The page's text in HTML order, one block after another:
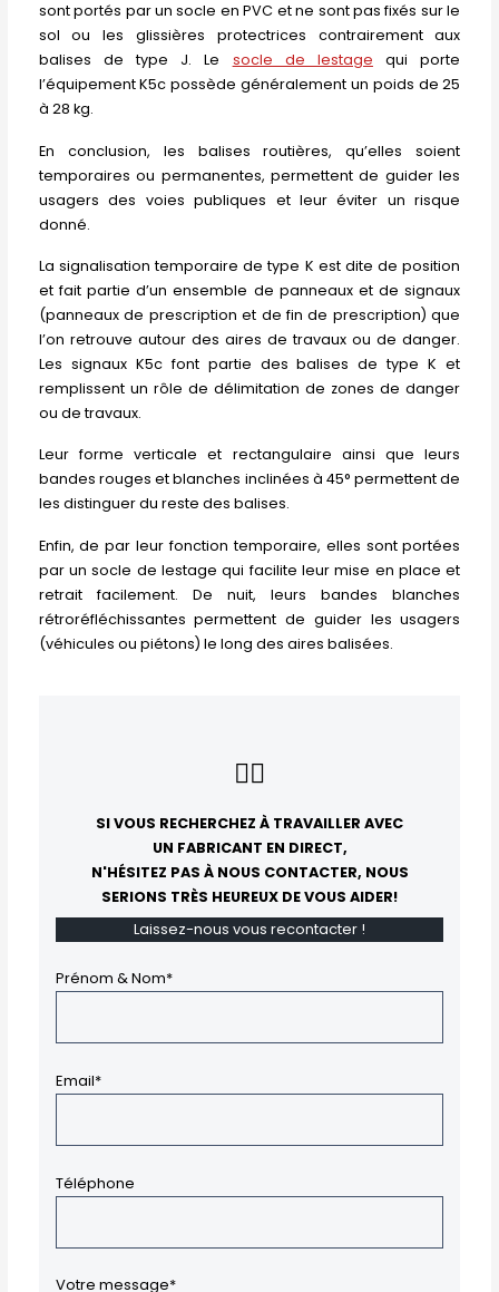
sont portés par un socle en PVC et ne sont pas fixés sur le
sol ou les glissières protectrices contrairement aux
balises de type J. Le socle de lestage qui porte
l’équipement K5c possède généralement un poids de 25
à 28 kg.
En conclusion, les balises routières, qu’elles soient
temporaires ou permanentes, permettent de guider les
usagers des voies publiques et leur éviter un risque
donné.
La signalisation temporaire de type K est dite de position
et fait partie d’un ensemble de panneaux et de signaux
(panneaux de prescription et de fin de prescription) que
l’on retrouve autour des aires de travaux ou de danger.
Les signaux K5c font partie des balises de type K et
remplissent un rôle de délimitation de zones de danger
ou de travaux.
Leur forme verticale et rectangulaire ainsi que leurs
bandes rouges et blanches inclinées à 45° permettent de
les distinguer du reste des balises.
Enfin, de par leur fonction temporaire, elles sont portées
par un socle de lestage qui facilite leur mise en place et
retrait facilement. De nuit, leurs bandes blanches
rétroréfléchissantes permettent de guider les usagers
(véhicules ou piétons) le long des aires balisées.
👇🏻
SI VOUS RECHERCHEZ À TRAVAILLER AVEC
UN FABRICANT EN DIRECT,
N'HÉSITEZ PAS À NOUS CONTACTER, NOUS
SERIONS TRÈS HEUREUX DE VOUS AIDER!
Laissez-nous vous recontacter !
Prénom & Nom*
Email*
Téléphone
Votre message*